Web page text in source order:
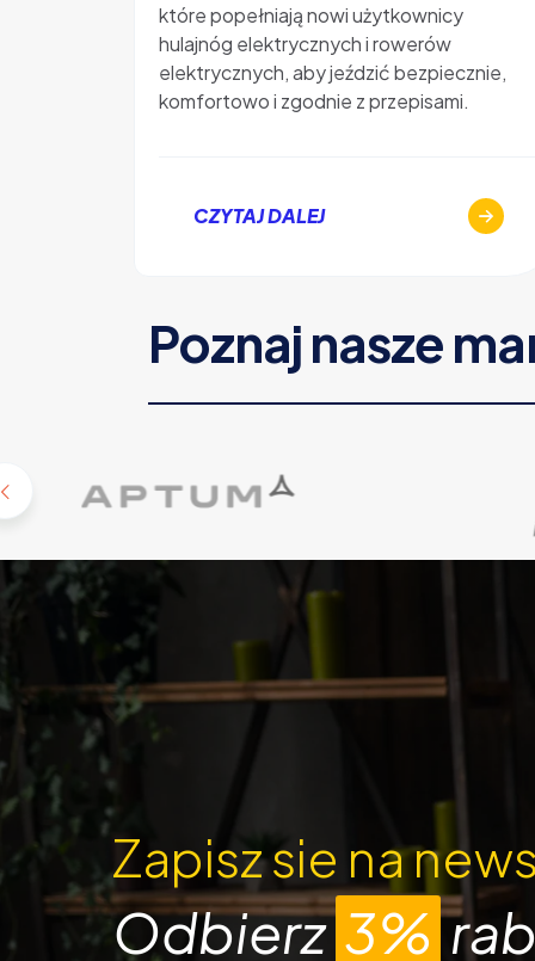
które popełniają nowi użytkownicy
hulajnóg elektrycznych i rowerów
elektrycznych, aby jeździć bezpiecznie,
komfortowo i zgodnie z przepisami.
CZYTAJ DALEJ
Poznaj nasze
Zapisz sie na
Odbierz3%